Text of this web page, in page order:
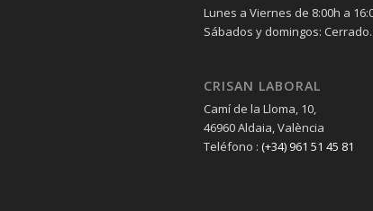
Lunes a Viernes de 8:00h a
Sábados y domingos: Cerrado.
CRISAN LABORAL
Camí de la Lloma, 10,
46960 Aldaia, València
Teléfono :(+34) 961 51 45 81